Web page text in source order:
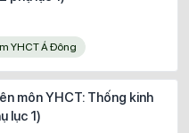
YHCT Á Đông
môn YHCT: Thống kinh
lục 1)